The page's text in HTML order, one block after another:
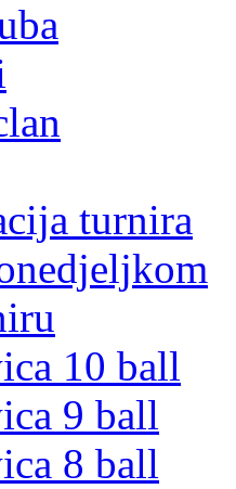
turnira
10 ball
9 ball
8 ball